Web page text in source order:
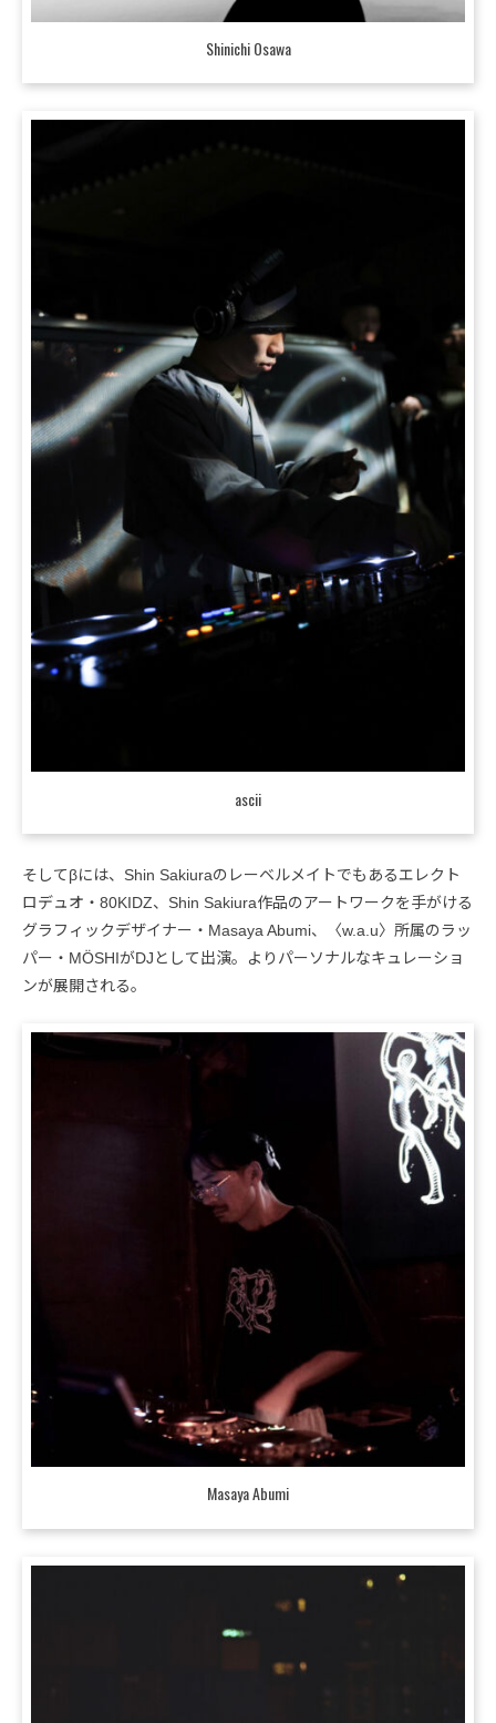
Shinichi Osawa
ascii
そしてβには、Shin Sakiuraのレーベルメイトでもあるエレクト
ロデュオ・80KIDZ、Shin Sakiura作品のアートワークを手がける
グラフィックデザイナー・Masaya Abumi、〈w.a.u〉所属のラッ
パー・MÖSHIがDJとして出演。よりパーソナルなキュレーショ
ンが展開される。
Masaya Abumi